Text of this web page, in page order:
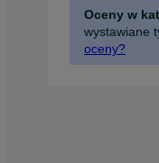
Oceny w
wystawiane
oceny?